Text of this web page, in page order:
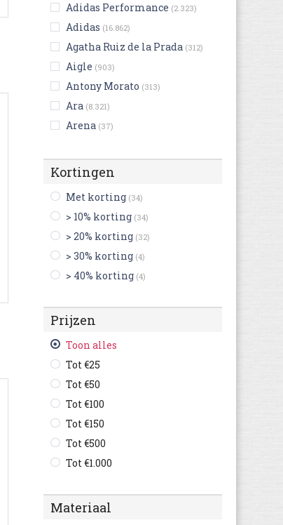
Adidas Performance (2.323)
Adidas (16.862)
Agatha Ruiz de la Prada (312)
Aigle (903)
Antony Morato (313)
Ara (8.321)
Arena (37)
Ash
Aster
Australian (1.140)
Benetton
Bensimon (701)
Be Only
Bikkembergs
Billabong
Birkenstock
Bisgaard
Björn Borg
Blackstone
Bobs (59)
Braqeez (256)
Kortingen
Met korting (34)
> 10% korting (34)
> 20% korting (32)
> 30% korting (4)
> 40% korting (4)
Prijzen
Toon alles
Tot €25
Tot €50
Tot €100
Tot €150
Tot €500
Tot €1.000
Materiaal